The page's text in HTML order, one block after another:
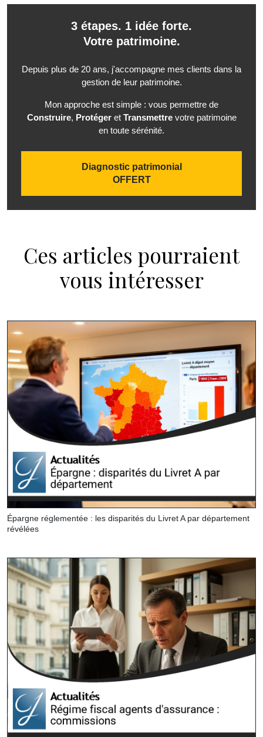
3 étapes. 1 idée forte.
Votre patrimoine.
Depuis plus de 20 ans, j'accompagne mes clients dans la
gestion de leur patrimoine.
Mon approche est simple : vous permettre de
Construire, Protégeret Transmettrevotre patrimoine
en toute sérénité.
Diagnostic patrimonial
OFFERT
Ces articles pourraient
vous intéresser
Épargne réglementée : les disparités du Livret A par département
révélées